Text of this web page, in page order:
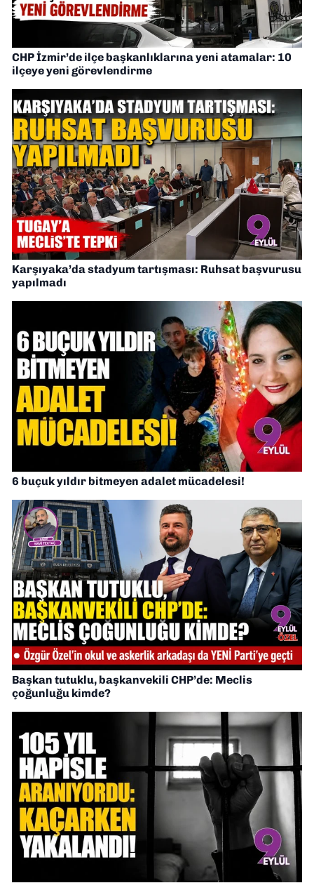
CHP İzmir’de ilçe başkanlıklarına yeni atamalar: 10
ilçeye yeni görevlendirme
Karşıyaka’da stadyum tartışması: Ruhsat başvurusu
yapılmadı
6 buçuk yıldır bitmeyen adalet mücadelesi!
Başkan tutuklu, başkanvekili CHP’de: Meclis
çoğunluğu kimde?